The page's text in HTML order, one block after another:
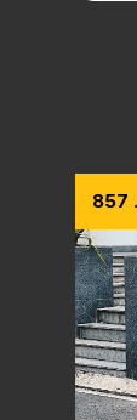
857